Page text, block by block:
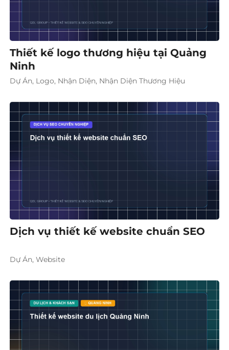
Thiết kế logo thương hiệu tại Quảng
Ninh
Dự Án, Logo, Nhận Diện, Nhận Diện Thương Hiệu
Dịch vụ thiết kế website chuẩn SEO
Dự Án, Website